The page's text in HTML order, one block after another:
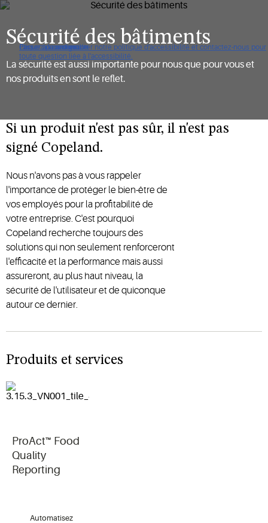
Cliquez pour consulter notre politique d'accessibilité et contactez-nous pour
toute question liée à l'accessibilité.
Passer à la navigation
Passer au contenu
Passer à la recherche
Sécurité des bâtiments
La sécurité est aussi importante pour nous que pour vous et
nos produits en sont le reflet.
Si un produit n'est pas sûr, il n'est pas
signé Copeland.
Nous n'avons pas à vous rappeler
l'importance de protéger le bien-être de
vos employés pour la profitabilité de
votre entreprise. C'est pourquoi
Copeland recherche toujours des
solutions qui non seulement renforceront
l'efficacité et la performance mais aussi
assureront, au plus haut niveau, la
sécurité de l'utilisateur et de quiconque
autour ce dernier.
Produits et services
ProAct™ Food
Quality
Reporting
Automatisez